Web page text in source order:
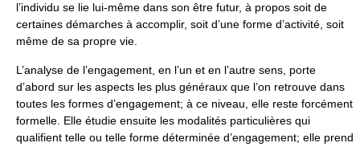
l’individu se lie lui-même dans son être futur, à propos soit de
certaines démarches à accomplir, soit d’une forme d’activité, soit
même de sa propre vie.
L’analyse de l’engagement, en l’un et en l’autre sens, porte
d’abord sur les aspects les plus généraux que l’on retrouve dans
toutes les formes d’engagement; à ce niveau, elle reste forcément
formelle. Elle étudie ensuite les modalités particulières qui
qualifient telle ou telle forme déterminée d’engagement; elle prend